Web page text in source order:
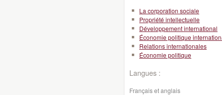
La corporation sociale
Propriété intellectuelle
Développement international
Économie politique
Relations internationales
Économie politique
Langues :
Français et anglais